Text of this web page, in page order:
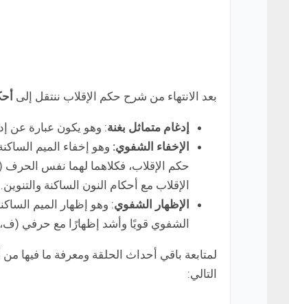
بعد الانتهاء من شرح حكم الإقلاب ننتقل إلى
إدغام متماثل بغنة: وهو يكون عبارة عن
الإخفاء الشفوي: وهو إخفاء الميم
حكم الإقلاب، فكلاهما لهما نفس الحرف
الإقلاب مع أحكام النون الساكنة والتنوين.
الإظهار الشفوي: وهو إظهار الميم
الشفوي قويًا وأشد إظهارًا مع حرفي
لمتابعة باقي أحداث الحلقة ومعرفة ما فيها
التالي: